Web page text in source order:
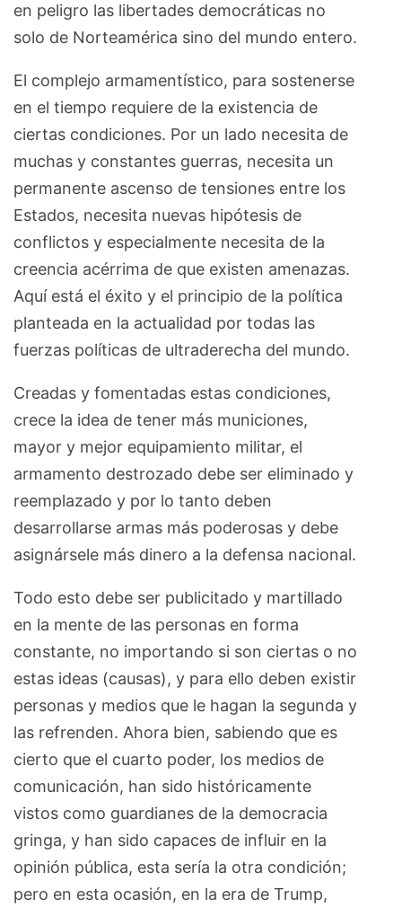
en peligro las libertades democráticas no
solo de Norteamérica sino del mundo entero.
El complejo armamentístico, para sostenerse
en el tiempo requiere de la existencia de
ciertas condiciones. Por un lado necesita de
muchas y constantes guerras, necesita un
permanente ascenso de tensiones entre los
Estados, necesita nuevas hipótesis de
conflictos y especialmente necesita de la
creencia acérrima de que existen amenazas.
Aquí está el éxito y el principio de la política
planteada en la actualidad por todas las
fuerzas políticas de ultraderecha del mundo.
Creadas y fomentadas estas condiciones,
crece la idea de tener más municiones,
mayor y mejor equipamiento militar, el
armamento destrozado debe ser eliminado y
reemplazado y por lo tanto deben
desarrollarse armas más poderosas y debe
asignársele más dinero a la defensa nacional.
Todo esto debe ser publicitado y martillado
en la mente de las personas en forma
constante, no importando si son ciertas o no
estas ideas (causas), y para ello deben existir
personas y medios que le hagan la segunda y
las refrenden. Ahora bien, sabiendo que es
cierto que el cuarto poder, los medios de
comunicación, han sido históricamente
vistos como guardianes de la democracia
gringa, y han sido capaces de influir en la
opinión pública, esta sería la otra condición;
pero en esta ocasión, en la era de Trump,